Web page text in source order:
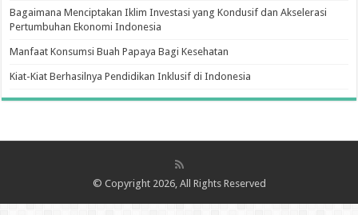
Bagaimana Menciptakan Iklim Investasi yang Kondusif dan Akselerasi
Pertumbuhan Ekonomi Indonesia
Manfaat Konsumsi Buah Papaya Bagi Kesehatan
Kiat-Kiat Berhasilnya Pendidikan Inklusif di Indonesia
© Copyright 2026, All Rights Reserved